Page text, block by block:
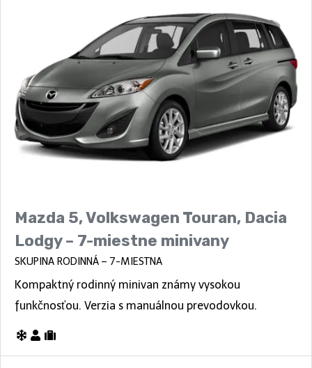
Mazda 5, Volkswagen Touran, Dacia
Lodgy – 7-miestne minivany
SKUPINA RODINNÁ – 7-MIESTNA
Kompaktný rodinný minivan známy vysokou
funkčnosťou. Verzia s manuálnou prevodovkou.